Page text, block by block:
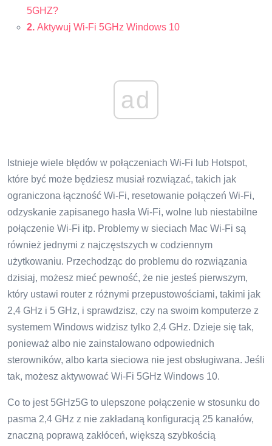
5GHZ?
2. Aktywuj Wi-Fi 5GHz Windows 10
ad
Istnieje wiele błędów w połączeniach Wi-Fi lub Hotspot,
które być może będziesz musiał rozwiązać, takich jak
ograniczona łączność Wi-Fi, resetowanie połączeń Wi-Fi,
odzyskanie zapisanego hasła Wi-Fi, wolne lub niestabilne
połączenie Wi-Fi itp. Problemy w sieciach Mac Wi-Fi są
również jednymi z najczęstszych w codziennym
użytkowaniu. Przechodząc do problemu do rozwiązania
dzisiaj, możesz mieć pewność, że nie jesteś pierwszym,
który ustawi router z różnymi przepustowościami, takimi jak
2,4 GHz i 5 GHz, i sprawdzisz, czy na swoim komputerze z
systemem Windows widzisz tylko 2,4 GHz. Dzieje się tak,
ponieważ albo nie zainstalowano odpowiednich
sterowników, albo karta sieciowa nie jest obsługiwana. Jeśli
tak, możesz aktywować Wi-Fi 5GHz Windows 10.
Co to jest 5GHz5G to ulepszone połączenie w stosunku do
pasma 2,4 GHz z nie zakładaną konfiguracją 25 kanałów,
znaczną poprawą zakłóceń, większą szybkością